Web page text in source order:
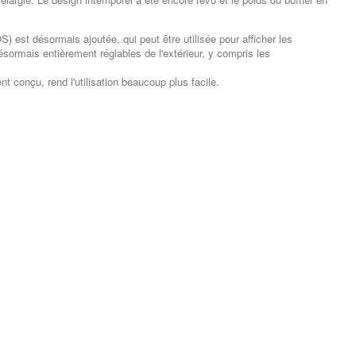
est désormais ajoutée, qui peut être utilisée pour afficher les
entièrement réglables de l'extérieur, y compris les
conçu, rend l'utilisation beaucoup plus facile.